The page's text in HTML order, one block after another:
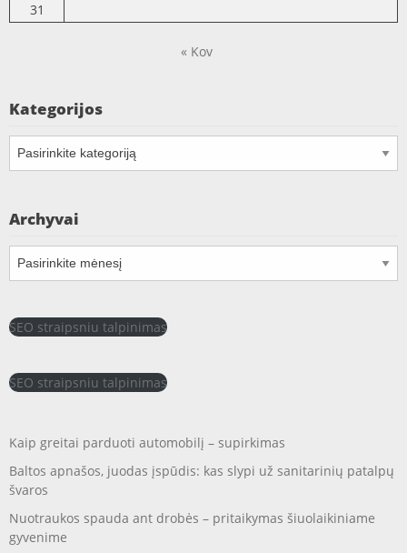
31
« Kov
Kategorijos
Kategorijos
Archyvai
Archyvai
SEO straipsniu talpinimas
SEO straipsniu talpinimas
Kaip greitai parduoti automobilį – supirkimas
Baltos apnašos, juodas įspūdis: kas slypi už sanitarinių patalpų
švaros
Nuotraukos spauda ant drobės – pritaikymas šiuolaikiniame
gyvenime